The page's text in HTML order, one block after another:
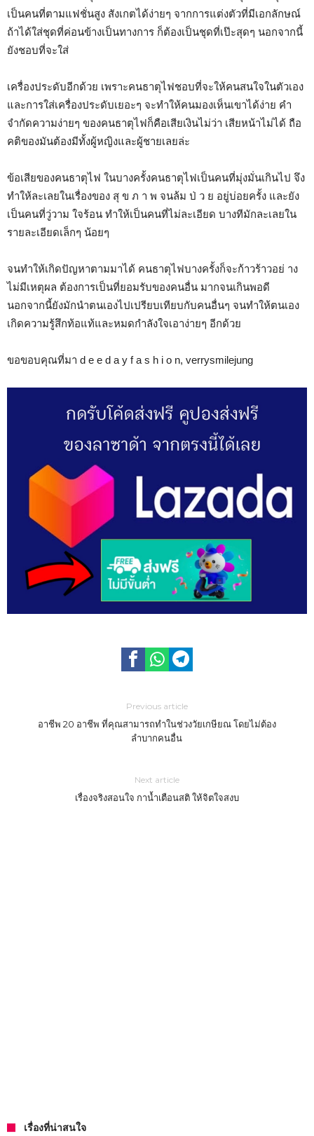
เป็นคนที่ตามแฟชั่นสูง สังเกตได้ง่ายๆ จากการแต่งตัวที่มีเอกลักษณ์
ถ้าได้ใส่ชุดที่ค่อนข้างเป็นทางการ ก็ต้องเป็นชุดที่เป๊ะสุดๆ นอกจากนี้
ยังชอบที่จะใส่
เครื่องประดับอีกด้วย เพราะคนธาตุไฟชอบที่จะให้คนสนใจในตัวเอง
และการใส่เครื่องประดับเยอะๆ จะทำให้คนมองเห็นเขาได้ง่าย คำ
จำกัดความง่ายๆ ของคนธาตุไฟก็คือเสียเงินไม่ว่า เสียหน้าไม่ได้ ถือ
คติของมันต้องมีทั้งผู้หญิงและผู้ชายเลยล่ะ
ข้อเสียของคนธาตุไฟ ในบางครั้งคนธาตุไฟเป็นคนที่มุ่งมั่นเกินไป จึง
ทำให้ละเลยในเรื่องของ สุ ข ภ า พ จนล้ม ป่ ว ย อยู่บ่อยครั้ง และยัง
เป็นคนที่วู่วาม ใจร้อน ทำให้เป็นคนที่ไม่ละเอียด บางทีมักละเลยใน
รายละเอียดเล็กๆ น้อยๆ
จนทำให้เกิดปัญหาตามมาได้ คนธาตุไฟบางครั้งก็จะก้าวร้าวอย่ าง
ไม่มีเหตุผล ต้องการเป็นที่ยอมรับของคนอื่น มากจนเกินพอดี
นอกจากนี้ยังมักนำตนเองไปเปรียบเทียบกับคนอื่นๆ จนทำให้ตนเอง
เกิดความรู้สึกท้อแท้และหมดกำลังใจเอาง่ายๆ อีกด้วย
ขอขอบคุณที่มา d e e d a y f a s h i o n, verrysmilejung
Previous article
อาชีพ 20 อาชีพ ที่คุณสามารถทำในช่วงวัยเกษียณ โดยไม่ต้อง
ลำบากคนอื่น
Next article
เรื่องจริงสอนใจ กาน้ำเตือนสติ ให้จิตใจสงบ
เรื่องที่น่าสนใจ